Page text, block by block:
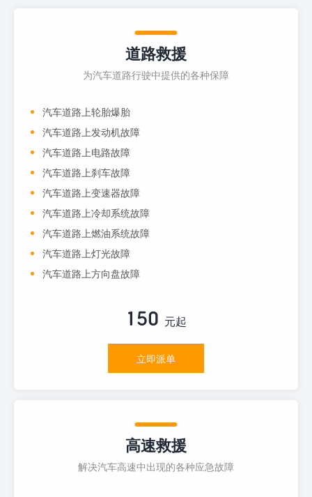
道路救援
为汽车道路行驶中提供的各种保障
汽车道路上轮胎爆胎
汽车道路上发动机故障
汽车道路上电路故障
汽车道路上刹车故障
汽车道路上变速器故障
汽车道路上冷却系统故障
汽车道路上燃油系统故障
汽车道路上灯光故障
汽车道路上方向盘故障
150 元起
立即派单
高速救援
解决汽车高速中出现的各种应急故障